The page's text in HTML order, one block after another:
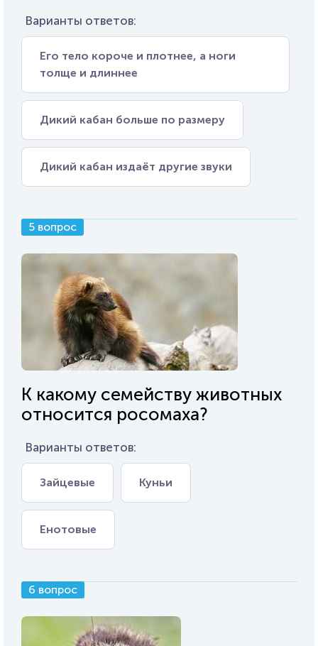
Варианты ответов:
Его тело короче и плотнее, а ноги
толще и длиннее
Дикий кабан больше по размеру
Дикий кабан издаёт другие звуки
5 вопрос
К какому семейству животных
относится росомаха?
Варианты ответов:
Зайцевые Куньи
Енотовые
6 вопрос